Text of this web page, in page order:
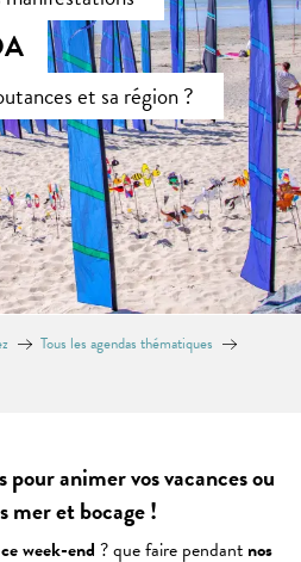
et sa région ?
Tous les agendas thématiques
animer vos vacances ou
mer et bocage !
ce week-end ? que faire pendant nos